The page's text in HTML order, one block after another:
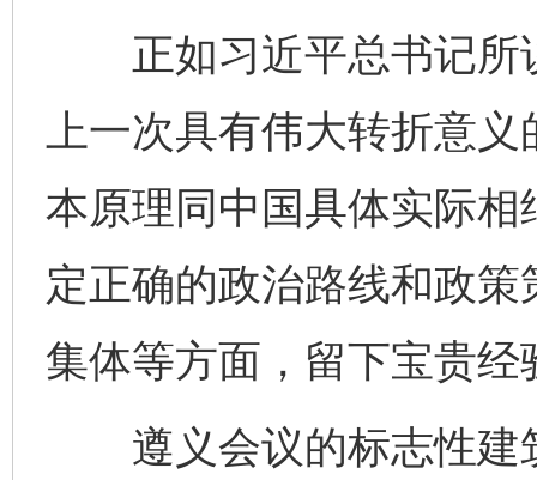
正如习近平总书记所
上一次具有伟大转折意
本原理同中国具体实际
定正确的政治路线和政
集体等方面，留下宝贵经
遵义会议的标志性建